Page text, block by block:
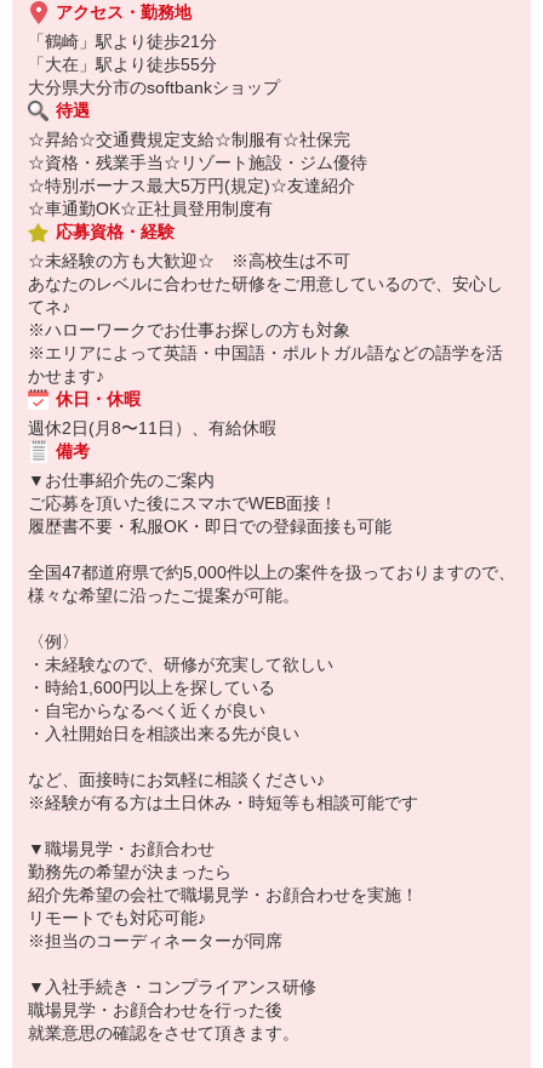
アクセス・勤務地
「鶴崎」駅より徒歩21分
「大在」駅より徒歩55分
大分県大分市のsoftbankショップ
待遇
☆昇給☆交通費規定支給☆制服有☆社保完
☆資格・残業手当☆リゾート施設・ジム優待
☆特別ボーナス最大5万円(規定)☆友達紹介
☆車通勤OK☆正社員登用制度有
応募資格・経験
☆未経験の方も大歓迎☆ ※高校生は不可
あなたのレベルに合わせた研修をご用意しているので、安心し
てネ♪
※ハローワークでお仕事お探しの方も対象
※エリアによって英語・中国語・ポルトガル語などの語学を活
かせます♪
休日・休暇
週休2日(月8〜11日）、有給休暇
備考
▼お仕事紹介先のご案内
ご応募を頂いた後にスマホでWEB面接！
履歴書不要・私服OK・即日での登録面接も可能
全国47都道府県で約5,000件以上の案件を扱っておりますので、
様々な希望に沿ったご提案が可能。
〈例〉
・未経験なので、研修が充実して欲しい
・時給1,600円以上を探している
・自宅からなるべく近くが良い
・入社開始日を相談出来る先が良い
など、面接時にお気軽に相談ください♪
※経験が有る方は土日休み・時短等も相談可能です
▼職場見学・お顔合わせ
勤務先の希望が決まったら
紹介先希望の会社で職場見学・お顔合わせを実施！
リモートでも対応可能♪
※担当のコーディネーターが同席
▼入社手続き・コンプライアンス研修
職場見学・お顔合わせを行った後
就業意思の確認をさせて頂きます。